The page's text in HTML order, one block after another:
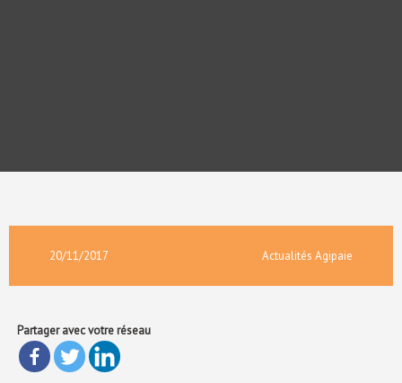
20/11/2017 Actualités Agipaie
Partager avec votre réseau